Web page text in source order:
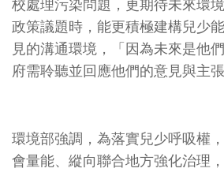
校處理污染問題，更期待未來環
政策議題時，能更積極建構兒少
見的溝通環境，「因為未來是他
府需聆聽並回應他們的意見與主張
環境部強調，為落實兒少呼吸權
會量能、縱向聯合地方強化治理